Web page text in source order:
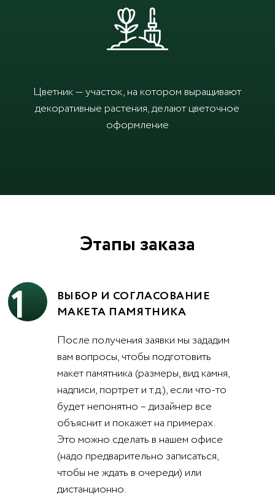
Цветник — участок, на котором выращивают
декоративные растения, делают цветочное
оформление
Этапы заказа
1
ВЫБОР И СОГЛАСОВАНИЕ
МАКЕТА ПАМЯТНИКА
После получения заявки мы зададим
вам вопросы, чтобы подготовить
макет памятника (размеры, вид камня,
надписи, портрет и т.д.), если что-то
будет непонятно – дизайнер все
объяснит и покажет на примерах.
Это можно сделать в нашем офисе
(надо предварительно записаться,
чтобы не ждать в очереди) или
дистанционно.